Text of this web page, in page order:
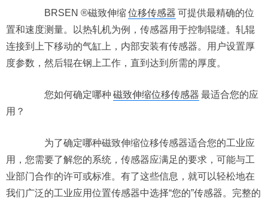
BRSEN ®磁致伸缩位移传感器 可提供最精确的位
置和速度测量。以热轧机为例，传感器用于控制辊缝。轧辊
连接到上下移动的气缸上，内部安装有传感器。用户设置厚
度参数，然后辊在钢上工作，直到达到所需的厚度。
您如何确定哪种 磁致伸缩位移传感器 最适合您的应
用？
为了确定哪种磁致伸缩位移传感器适合您的工业应
用，您需要了解您的系统，传感器应满足的要求，可能与工
业部门合作的许可或标准。有了这些信息，就可以轻松地在
我们广泛的工业应用位置传感器中选择“您的”传感器。完整的